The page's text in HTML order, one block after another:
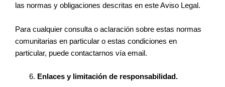
las normas y obligaciones descritas en este Aviso Legal.
Para cualquier consulta o aclaración sobre estas normas
comunitarias en particular o estas condiciones en
particular, puede contactarnos vía email.
Enlaces y limitación de responsabilidad.